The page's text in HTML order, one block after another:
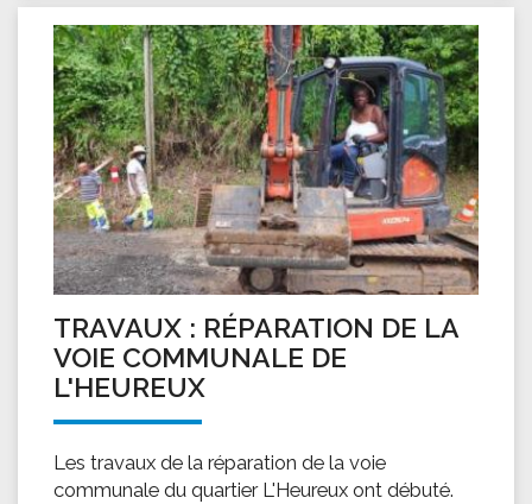
TRAVAUX : RÉPARATION DE LA
VOIE COMMUNALE DE
L'HEUREUX
Les travaux de la réparation de la voie
communale du quartier L'Heureux ont débuté.